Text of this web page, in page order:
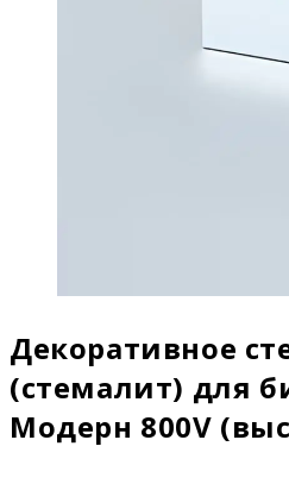
Декоративное
(стемалит) для
Модерн 800V